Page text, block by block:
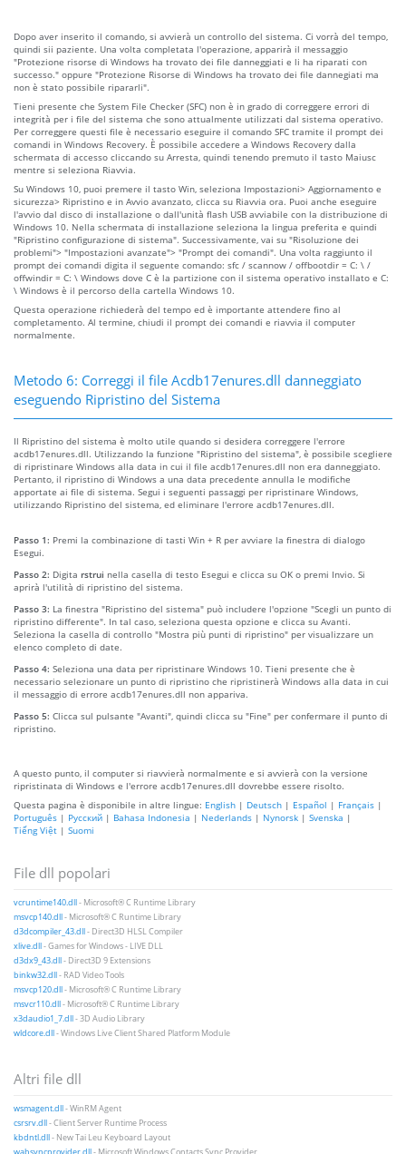
Dopo aver inserito il comando, si avvierà un controllo del sistema. Ci vorrà del tempo,
quindi sii paziente. Una volta completata l'operazione, apparirà il messaggio
"Protezione risorse di Windows ha trovato dei file danneggiati e li ha riparati con
successo." oppure "Protezione Risorse di Windows ha trovato dei file dannegiati ma
non è stato possibile ripararli".
Tieni presente che System File Checker (SFC) non è in grado di correggere errori di
integrità per i file del sistema che sono attualmente utilizzati dal sistema operativo.
Per correggere questi file è necessario eseguire il comando SFC tramite il prompt dei
comandi in Windows Recovery. È possibile accedere a Windows Recovery dalla
schermata di accesso cliccando su Arresta, quindi tenendo premuto il tasto Maiusc
mentre si seleziona Riavvia.
Su Windows 10, puoi premere il tasto Win, seleziona Impostazioni> Aggiornamento e
sicurezza> Ripristino e in Avvio avanzato, clicca su Riavvia ora. Puoi anche eseguire
l'avvio dal disco di installazione o dall'unità flash USB avviabile con la distribuzione di
Windows 10. Nella schermata di installazione seleziona la lingua preferita e quindi
"Ripristino configurazione di sistema". Successivamente, vai su "Risoluzione dei
problemi"> "Impostazioni avanzate"> "Prompt dei comandi". Una volta raggiunto il
prompt dei comandi digita il seguente comando: sfc / scannow / offbootdir = C: \ /
offwindir = C: \ Windows dove C è la partizione con il sistema operativo installato e C:
\ Windows è il percorso della cartella Windows 10.
Questa operazione richiederà del tempo ed è importante attendere fino al
completamento. Al termine, chiudi il prompt dei comandi e riavvia il computer
normalmente.
Metodo 6: Correggi il file Acdb17enures.dll danneggiato
eseguendo Ripristino del Sistema
Il Ripristino del sistema è molto utile quando si desidera correggere l'errore
acdb17enures.dll. Utilizzando la funzione "Ripristino del sistema", è possibile scegliere
di ripristinare Windows alla data in cui il file acdb17enures.dll non era danneggiato.
Pertanto, il ripristino di Windows a una data precedente annulla le modifiche
apportate ai file di sistema. Segui i seguenti passaggi per ripristinare Windows,
utilizzando Ripristino del sistema, ed eliminare l'errore acdb17enures.dll.
Passo 1: Premi la combinazione di tasti Win + R per avviare la finestra di dialogo
Esegui.
Passo 2: Digita rstrui nella casella di testo Esegui e clicca su OK o premi Invio. Si
aprirà l'utilità di ripristino del sistema.
Passo 3: La finestra "Ripristino del sistema" può includere l'opzione "Scegli un punto di
ripristino differente". In tal caso, seleziona questa opzione e clicca su Avanti.
Seleziona la casella di controllo "Mostra più punti di ripristino" per visualizzare un
elenco completo di date.
Passo 4: Seleziona una data per ripristinare Windows 10. Tieni presente che è
necessario selezionare un punto di ripristino che ripristinerà Windows alla data in cui
il messaggio di errore acdb17enures.dll non appariva.
Passo 5: Clicca sul pulsante "Avanti", quindi clicca su "Fine" per confermare il punto di
ripristino.
A questo punto, il computer si riavvierà normalmente e si avvierà con la versione
ripristinata di Windows e l'errore acdb17enures.dll dovrebbe essere risolto.
Questa pagina è disponibile in altre lingue: English | Deutsch | Español | Français |
Português | Русский | Bahasa Indonesia | Nederlands | Nynorsk | Svenska |
Tiếng Việt | Suomi
File dll popolari
vcruntime140.dll- Microsoft® C Runtime Library
msvcp140.dll- Microsoft® C Runtime Library
d3dcompiler_43.dll- Direct3D HLSL Compiler
xlive.dll- Games for Windows - LIVE DLL
d3dx9_43.dll- Direct3D 9 Extensions
binkw32.dll- RAD Video Tools
msvcp120.dll- Microsoft® C Runtime Library
msvcr110.dll- Microsoft® C Runtime Library
x3daudio1_7.dll- 3D Audio Library
wldcore.dll- Windows Live Client Shared Platform Module
Altri file dll
wsmagent.dll- WinRM Agent
csrsrv.dll- Client Server Runtime Process
kbdntl.dll- New Tai Leu Keyboard Layout